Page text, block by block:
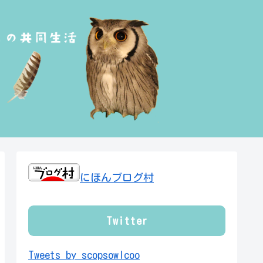
にほんブログ村
Twitter
Tweets by scopsowlcoo